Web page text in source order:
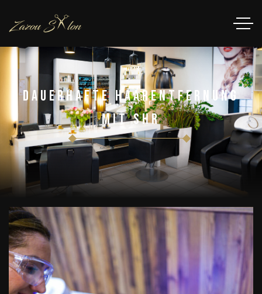
Dauerhafte Haarentfernung
Mit SHR